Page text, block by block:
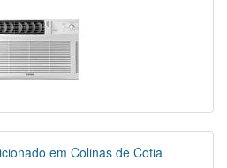
em Colinas de Cotia